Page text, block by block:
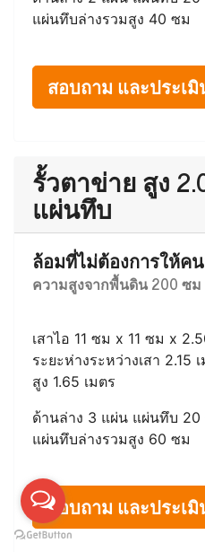
รั้วตาข่าย สูง
แผ่นทึบ
เสาไอ 11 ซม x 11 ซม x
ระยะห่างระหว่างเสา 2.15
ด้านล่าง 2 แผ่น แผ่นทึบ
แผ่นทึบล่างรวมสูง 40 ซม
สอบถาม และประเ
รั้วตาข่าย สูง
แผ่นทึบ
ล้อมที่ไม่ต้องการให้คน